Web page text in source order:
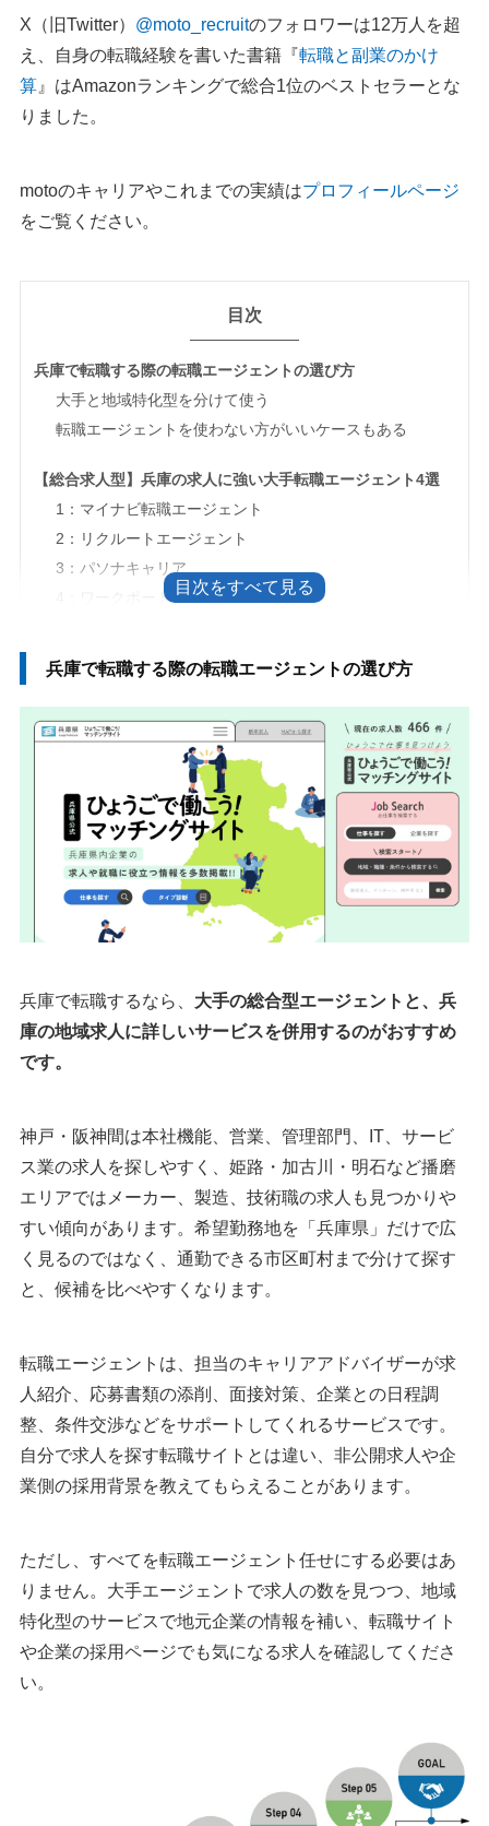
X（旧Twitter） @moto_recruitのフォロワーは12万人を超
え、自身の転職経験を書いた書籍『転職と副業のかけ
算 』はAmazonランキングで総合1位のベストセラーとな
りました。
motoのキャリアやこれまでの実績はプロフィールページ
をご覧ください。
目次
兵庫で転職する際の転職エージェントの選び方
大手と地域特化型を分けて使う
転職エージェントを使わない方がいいケースもある
【総合求人型】兵庫の求人に強い大手転職エージェント4選
1：マイナビ転職エージェント
2：リクルートエージェント
3：パソナキャリア
4：ワークポート
1：ひょうごで働こう！マッチングサイト
2：ジョブパワー
兵庫の転職で転職エージェントを利用するメリット
1.兵庫の企業事情や転職情報が手に入る
2.兵庫の非公開求人を紹介してもらえる
3.応募書類や面接対策を相談できる
4.年収や入社条件の交渉を任せられる
兵庫で転職エージェントを使うときの注意点
転職サイトや公的サービスも併用する
兵庫の転職市場について
兵庫の転職エージェントまとめ
執筆者・監修者のmotoについて
兵庫で転職する際の転職エージェントの選び方
兵庫で転職するなら、 大手の総合型エージェントと、兵
庫の地域求人に詳しいサービスを併用するのがおすすめ
です。
神戸・阪神間は本社機能、営業、管理部門、IT、サービ
ス業の求人を探しやすく、姫路・加古川・明石など播磨
エリアではメーカー、製造、技術職の求人も見つかりや
すい傾向があります。希望勤務地を「兵庫県」だけで広
く見るのではなく、通勤できる市区町村まで分けて探す
と、候補を比べやすくなります。
転職エージェントは、担当のキャリアアドバイザーが求
人紹介、応募書類の添削、面接対策、企業との日程調
整、条件交渉などをサポートしてくれるサービスです。
自分で求人を探す転職サイトとは違い、非公開求人や企
業側の採用背景を教えてもらえることがあります。
ただし、すべてを転職エージェント任せにする必要はあ
りません。大手エージェントで求人の数を見つつ、地域
特化型のサービスで地元企業の情報を補い、転職サイト
や企業の採用ページでも気になる求人を確認してくださ
い。